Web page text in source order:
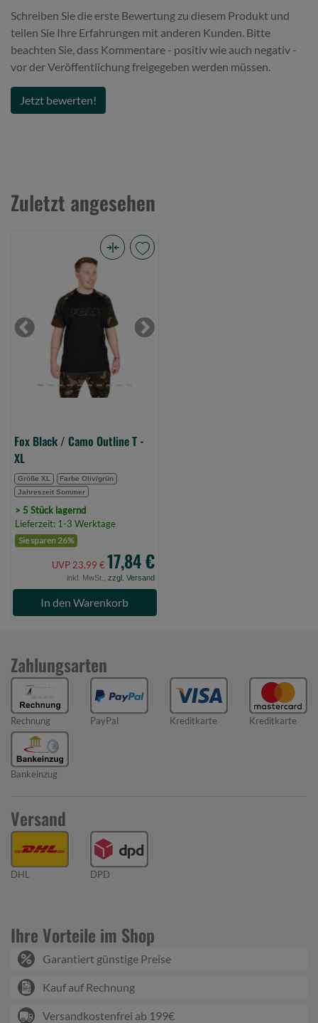
Schreiben Sie die erste Bewertung zu diesem Produkt und
teilen Sie Ihre Erfahrungen mit anderen Kunden. Bitte
beachten Sie, dass Kommentare - positiv wie auch negativ -
vor der Veröffentlichung freigegeben werden müssen.
Jetzt bewerten!
Zuletzt angesehen
Camo
Outline
Previous Next
Fox Black / Camo Outline T -
XL
Größe XL
Farbe Oliv/grün
Jahreszeit Sommer
> 5 Stück lagernd
Lieferzeit: 1-3 Werktage
Sie sparen 26%
UVP 23,99 € 17,84 €
inkl. MwSt., zzgl. Versand
In den Warenkorb
Zahlungsarten
Rechnung PayPal Kreditkarte Kreditkarte
Bankeinzug
Versand
DHL DPD
Ihre Vorteile im Shop
Garantiert günstige Preise
Kauf auf Rechnung
Versandkostenfrei ab 199€